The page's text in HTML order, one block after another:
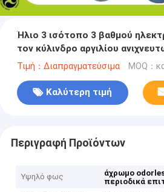
Ήλιο 3 ισότοπο 3 βαθμού
τον κύλινδρο αργιλίου
Τιμή：Διαπραγματεύσιμα MOQ：
Καλύτερη τιμή
Περιγραφή Προϊόντων
Υψηλό φως άχρωμο
περιοδικά